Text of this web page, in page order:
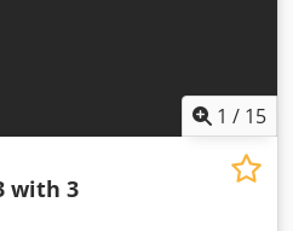
1 / 15
with 3